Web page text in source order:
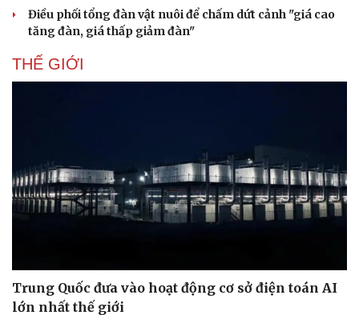
Điều phối tổng đàn vật nuôi để chấm dứt cảnh "giá cao
tăng đàn, giá thấp giảm đàn"
THẾ GIỚI
Trung Quốc đưa vào hoạt động cơ sở điện toán AI
lớn nhất thế giới